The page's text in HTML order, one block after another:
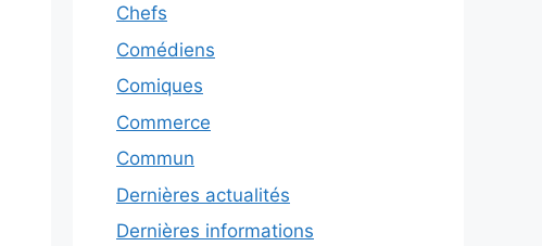
Chefs
Comédiens
Comiques
Commerce
Commun
Dernières actualités
Dernières informations